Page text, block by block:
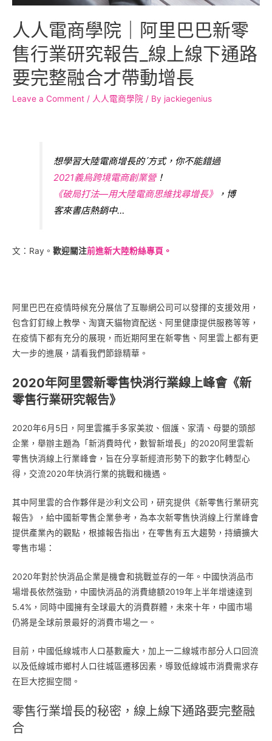
人人電商學院｜阿里巴巴新零
售行業研究報告_線上線下通路
要完整融合才帶動增長
Leave a Comment / 人人電商學院 / By jackiegenius
想學習大陸電商增長的ˊ方式，你不能錯過
2021義烏跨境電商創業營！
《破局打法—用大陸電商思維找尋增長》
，博
客來書店熱銷中…
文：Ray。 歡迎關注前進新大陸粉絲專頁。
阿里巴巴在疫情時候充分展信了互聯網公司可以發揮的支援效用，
包含釘釘線上教學、淘寶天貓物資配送、阿里健康提供服務等等，
在疫情下都有充分的展現，而近期阿里在新零售、阿里雲上都有更
大一步的進展，請看我們節錄精華。
2020年阿里雲新零售快消行業線上峰會《新
零售行業研究報告》
2020年6月5日，阿里雲攜手多家美妝、個護、家清、母嬰的頭部
企業，舉辦主題為「新消費時代，數智新增長」的2020阿里雲新
零售快消線上行業峰會，旨在分享新經濟形勢下的數字化轉型心
得，交流2020年快消行業的挑戰和機遇。
其中阿里雲的合作夥伴是沙利文公司，研究提供《新零售行業研究
報告》，給中國新零售企業參考，為本次新零售快消線上行業峰會
提供產業內的觀點，根據報告指出，在零售有五大趨勢，持續擴大
零售市場：
2020年對於快消品企業是機會和挑戰並存的一年。中國快消品市
場增長依然強勁，中國快消品的消費總額2019年上半年增速達到
5.4%，同時中國擁有全球最大的消費群體，未來十年，中國市場
仍將是全球前景最好的消費市場之一。
目前，中國低線城市人口基數龐大，加上一二線城市部分人口回流
以及低線城市鄉村人口往城區遷移因素，導致低線城市消費需求存
在巨大挖掘空間。
零售行業增長的秘密，線上線下通路要完整融
合